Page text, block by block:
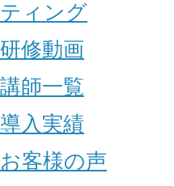
ティング
研修動画
講師一覧
導入実績
お客様の声